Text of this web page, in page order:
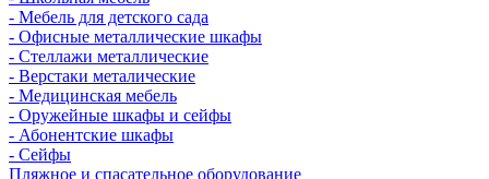
- Мебель для детского сада
- Офисные металлические шкафы
- Стеллажи металлические
- Верстаки металические
- Медицинская мебель
- Оружейные шкафы и сейфы
- Абонентские шкафы
- Сейфы
Пляжное и спасательное оборудование